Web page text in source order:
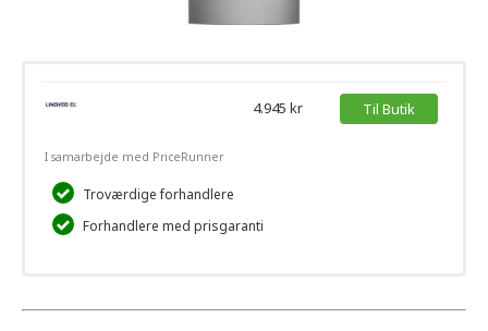
4.945 kr Til Butik
I samarbejde med PriceRunner
Troværdige forhandlere
Forhandlere med prisgaranti